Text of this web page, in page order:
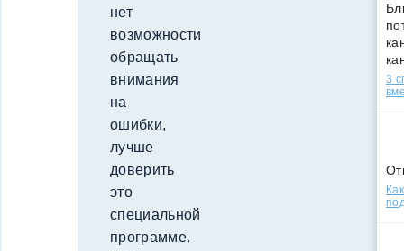
нет
возможности
обращать
внимания
на
ошибки,
лучше
доверить
это
специальной
программе.
3